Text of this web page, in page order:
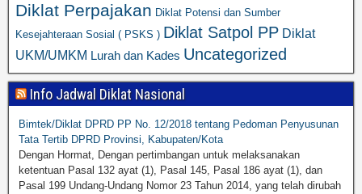
Diklat Perpajakan Diklat Potensi dan Sumber
Kesejahteraan Sosial ( PSKS ) Diklat Satpol PP Diklat
UKM/UMKM Lurah dan Kades Uncategorized
Info Jadwal Diklat Nasional
Bimtek/Diklat DPRD PP No. 12/2018 tentang Pedoman Penyusunan
Tata Tertib DPRD Provinsi, Kabupaten/Kota
Dengan Hormat, Dengan pertimbangan untuk melaksanakan
ketentuan Pasal 132 ayat (1), Pasal 145, Pasal 186 ayat (1), dan
Pasal 199 Undang-Undang Nomor 23 Tahun 2014, yang telah dirubah